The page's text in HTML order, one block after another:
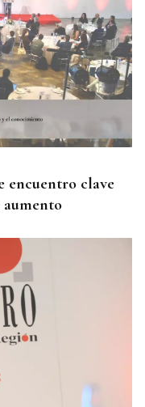
encuentro clave